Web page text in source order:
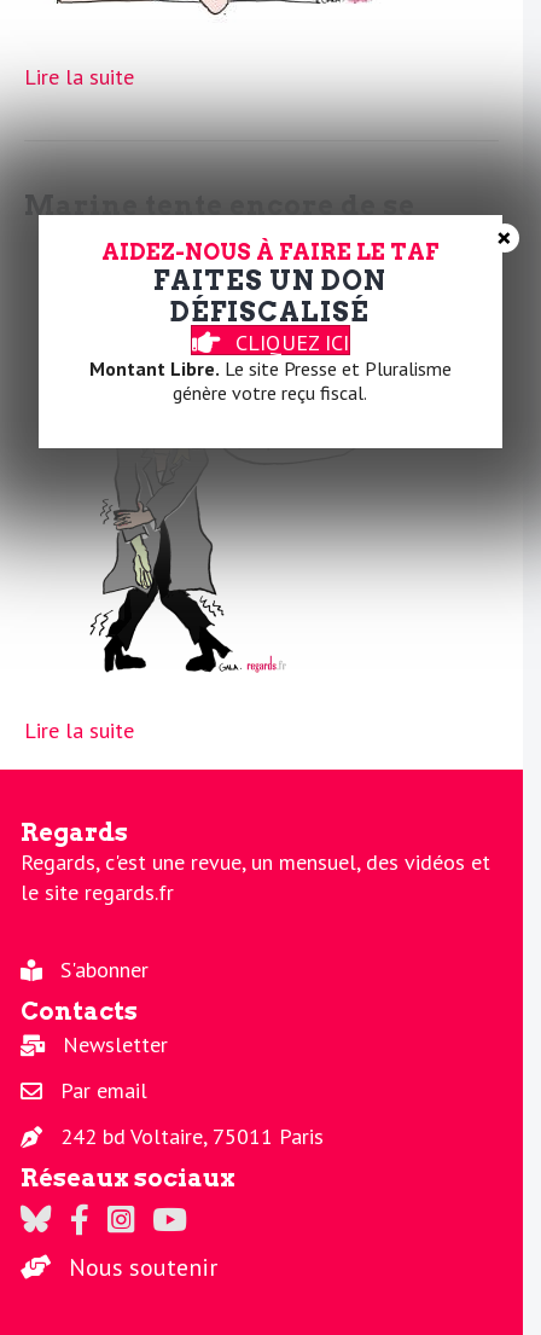
Lire la suite
Marine tente encore de se
dédiaboliser
20 décembre 2023|0
Lire la suite
Regards
Regards, c'est une revue, un mensuel, des vidéos et
le site regards.fr
S'abonner
Contacts
Newsletter
Par email
242 bd Voltaire, 75011 Paris
Réseaux sociaux
Regards sur Twitter
Regards sur Facebook
Regards sur Instagram
La chaine Regards sur Youtube
Nous soutenir
AIDEZ-NOUS À FAIRE LE TAF
FAITES UN DON
DÉFISCALISÉ
CLIQUEZ ICI
Montant Libre. Le site Presse et Pluralisme
génère votre reçu fiscal.
×